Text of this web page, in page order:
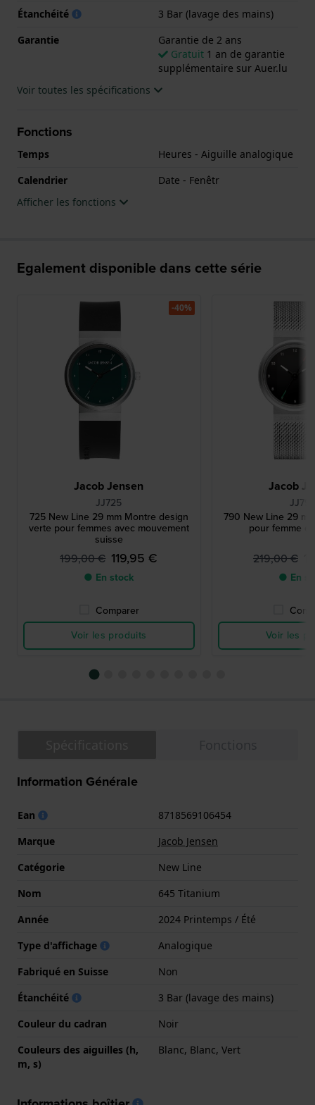
Étanchéité
3 Bar (lavage des mains)
Garantie
Garantie de 2 ans
Gratuit 1 an de garantie
supplémentaire sur Auer.lu
Voir toutes les spécifications
Fonctions
Temps
Heures - Aiguille analogique
Calendrier
Date - Fenêtr
Afficher les fonctions
Egalement disponible dans cette série
Jacob Jensen
JJ725
725 New Line 29 mm Montre design
verte pour femmes avec mouvement
suisse
199,00 € 119,95 €
● En stock
Comparer
Voir les produits
-40%
Jacob
790 New Line 29
pour femme
219,00 €
● En
Voir les
Information Générale
Ean
8718569106454
Marque
Jacob Jensen
Catégorie
New Line
Nom
645 Titanium
Année
2024 Printemps / Été
Type d'affichage
Analogique
Fabriqué en Suisse
Non
Étanchéité
3 Bar (lavage des mains)
Couleur du cadran
Noir
Couleurs des aiguilles (h,
m, s)
Blanc, Blanc, Vert